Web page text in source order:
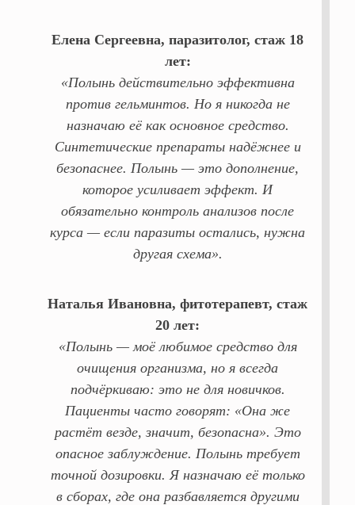
Елена Сергеевна, паразитолог, стаж 18
лет:
«Полынь действительно эффективна
против гельминтов. Но я никогда не
назначаю её как основное средство.
Синтетические препараты надёжнее и
безопаснее. Полынь — это дополнение,
которое усиливает эффект. И
обязательно контроль анализов после
курса — если паразиты остались, нужна
другая схема».
Наталья Ивановна, фитотерапевт, стаж
20 лет:
«Полынь — моё любимое средство для
очищения организма, но я всегда
подчёркиваю: это не для новичков.
Пациенты часто говорят: «Она же
растёт везде, значит, безопасна». Это
опасное заблуждение. Полынь требует
точной дозировки. Я назначаю её только
в сборах, где она разбавляется другими